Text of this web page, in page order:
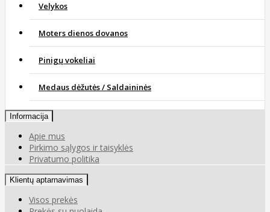
Velykos
Moters dienos dovanos
Pinigų vokeliai
Medaus dėžutės / Saldaininės
Informacija
Apie mus
Pirkimo sąlygos ir taisyklės
Privatumo politika
Klientų aptarnavimas
Visos prekės